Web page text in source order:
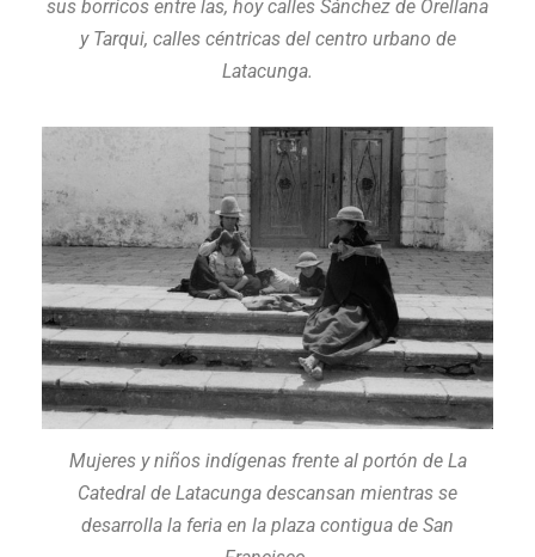
sus borricos entre las, hoy calles Sánchez de Orellana
y Tarqui, calles céntricas del centro urbano de
Latacunga.
Mujeres y niños indígenas frente al portón de La
Catedral de Latacunga descansan mientras se
desarrolla la feria en la plaza contigua de San